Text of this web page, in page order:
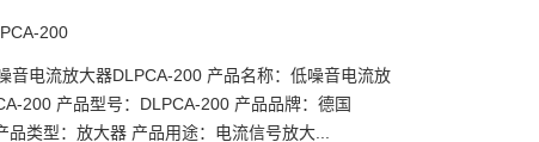
200
音电流放大器DLPCA-200 产品名称：低噪音电流放
200 产品型号：DLPCA-200 产品品牌：德国
品类型：放大器 产品用途：电流信号放大...